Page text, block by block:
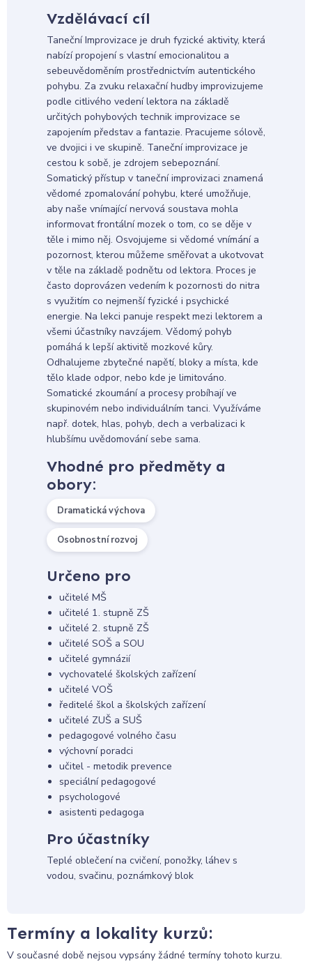
Vzdělávací cíl
Taneční Improvizace je druh fyzické aktivity, která
nabízí propojení s vlastní emocionalitou a
sebeuvědoměním prostřednictvím autentického
pohybu. Za zvuku relaxační hudby improvizujeme
podle citlivého vedení lektora na základě
určitých pohybových technik improvizace se
zapojením představ a fantazie. Pracujeme sólově,
ve dvojici i ve skupině. Taneční improvizace je
cestou k sobě, je zdrojem sebepoznání.
Somatický přístup v taneční improvizaci znamená
vědomé zpomalování pohybu, které umožňuje,
aby naše vnímající nervová soustava mohla
informovat frontální mozek o tom, co se děje v
těle i mimo něj. Osvojujeme si vědomé vnímání a
pozornost, kterou můžeme směřovat a ukotvovat
v těle na základě podnětu od lektora. Proces je
často doprovázen vedením k pozornosti do nitra
s využitím co nejmenší fyzické i psychické
energie. Na lekci panuje respekt mezi lektorem a
všemi účastníky navzájem. Vědomý pohyb
pomáhá k lepší aktivitě mozkové kůry.
Odhalujeme zbytečné napětí, bloky a místa, kde
tělo klade odpor, nebo kde je limitováno.
Somatické zkoumání a procesy probíhají ve
skupinovém nebo individuálním tanci. Využíváme
např. dotek, hlas, pohyb, dech a verbalizaci k
hlubšímu uvědomování sebe sama.
Vhodné pro předměty a
obory:
Dramatická výchova
Osobnostní rozvoj
Určeno pro
učitelé MŠ
učitelé 1. stupně ZŠ
učitelé 2. stupně ZŠ
učitelé SOŠ a SOU
učitelé gymnázií
vychovatelé školských zařízení
učitelé VOŠ
ředitelé škol a školských zařízení
učitelé ZUŠ a SUŠ
pedagogové volného času
výchovní poradci
učitel - metodik prevence
speciální pedagogové
psychologové
asistenti pedagoga
Pro účastníky
Teplé oblečení na cvičení, ponožky, láhev s
vodou, svačinu, poznámkový blok
Termíny a lokality kurzů:
V současné době nejsou vypsány žádné termíny tohoto kurzu.